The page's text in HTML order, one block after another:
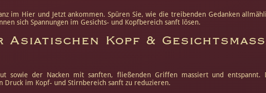
im Hier und Jetzt ankommen. Spüren Sie, wie die treibenden Gedanken
sich Spannungen im Gesichts- und Kopfbereich sanft lösen.
Kopf &
sowie der Nacken mit sanften, fließenden Griffen massiert und
Druck im Kopf- und Stirnbereich sanft zu reduzieren.